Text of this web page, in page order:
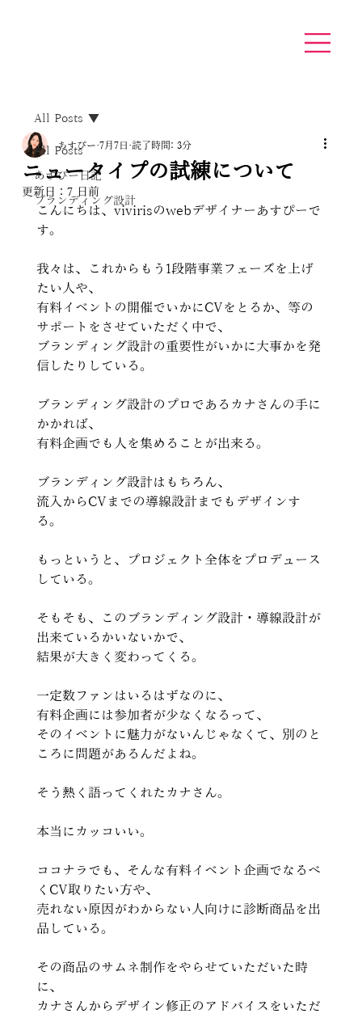
All Posts
あすぴー日記
ブランディング設計
All Posts
ニュータイプの試練について
あすぴー 7月7日 読了時間: 3分
更新日： 7 日前
こんにちは、vivirisのwebデザイナーあすぴーで
す。
我々は、これからもう1段階事業フェーズを上げ
たい人や、
有料イベントの開催でいかにCVをとるか、等の
サポートをさせていただく中で、
ブランディング設計の重要性がいかに大事かを発
信したりしている。
ブランディング設計のプロであるカナさんの手に
かかれば、
有料企画でも人を集めることが出来る。
ブランディング設計はもちろん、
流入からCVまでの導線設計までもデザインす
る。
もっというと、プロジェクト全体をプロデュース
している。
そもそも、このブランディング設計・導線設計が
出来ているかいないかで、
結果が大きく変わってくる。
一定数ファンはいるはずなのに、
有料企画には参加者が少なくなるって、
そのイベントに魅力がないんじゃなくて、別のと
ころに問題があるんだよね。
そう熱く語ってくれたカナさん。
本当にカッコいい。
ココナラでも、そんな有料イベント企画でなるべ
くCV取りたい方や、
売れない原因がわからない人向けに診断商品を出
品している。
その商品のサムネ制作をやらせていただいた時
に、
カナさんからデザイン修正のアドバイスをいただ